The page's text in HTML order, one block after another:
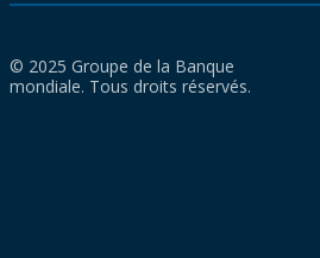
© 2025 Groupe de la Banque
mondiale. Tous droits réservés.